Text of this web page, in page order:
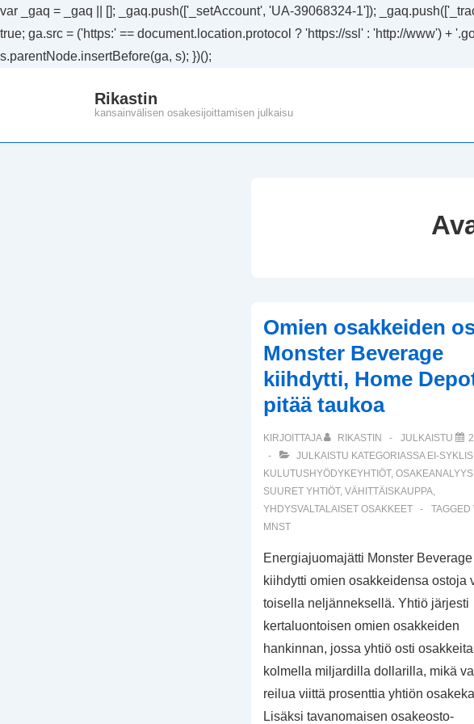
var _gaq = _gaq || []; _gaq.push(['_setAccount', 'UA-39068324-1']);
true; ga.src = ('https:' == document.location.protocol ? 'https://ssl' : 'http://www') +
s.parentNode.insertBefore(ga, s); })();
Rikastin
kansainvälisen osakesijoittamisen julkaisu
Omien osakkeiden
Monster Beverage
kiihdytti, Home
pitää taukoa
KIRJOITTAJA RIKASTIN JULKAISTU
JULKAISTU KATEGORIASSA EI-
KULUTUSHYÖDYKEYHTIÖT, OSAKEANALYYSI
SUURET YHTIÖT, VÄHITTÄISKAUPPA,
YHDYSVALTALAISET OSAKKEET
TAGGED
MNST
Energiajuomajätti Monster Beverage
kiihdytti omien osakkeidensa ostoja
toisella neljänneksellä. Yhtiö järjesti
kertaluontoisen omien osakkeiden
hankinnan, jossa yhtiö osti
kolmella miljardilla dollarilla, mikä
reilua viittä prosenttia yhtiön
Lisäksi tavanomaisen osakeosto-